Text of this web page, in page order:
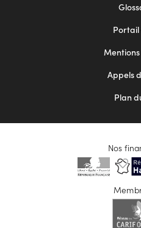
Portail
Appels
Plan
Nos